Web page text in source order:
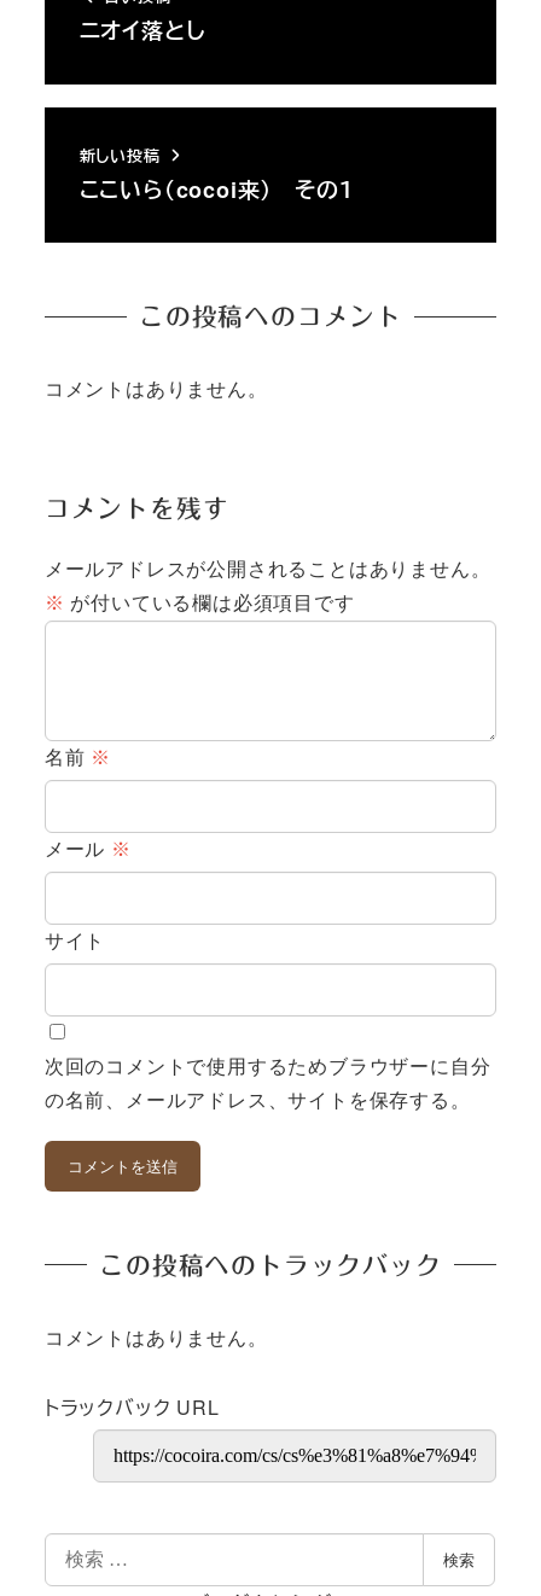
ニオイ落とし
新しい投稿
ここいら（cocoi来） その１
この投稿へのコメント
コメントはありません。
コメントを残す
メールアドレスが公開されることはありません。
※ が付いている欄は必須項目です
名前 ※
メール ※
サイト
次回のコメントで使用するためブラウザーに自分
の名前、メールアドレス、サイトを保存する。
この投稿へのトラックバック
コメントはありません。
トラックバック URL
索
検索